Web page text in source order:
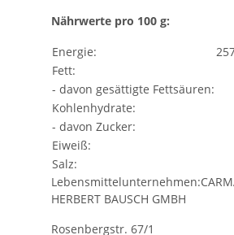
Nährwerte pro 100 g:
Energie:
Fett:
- davon gesättigte Fettsäuren:
Kohlenhydrate:
- davon Zucker:
Eiweiß:
Salz:
HERBERT BAUSCH GMBH
Rosenbergstr. 67/1